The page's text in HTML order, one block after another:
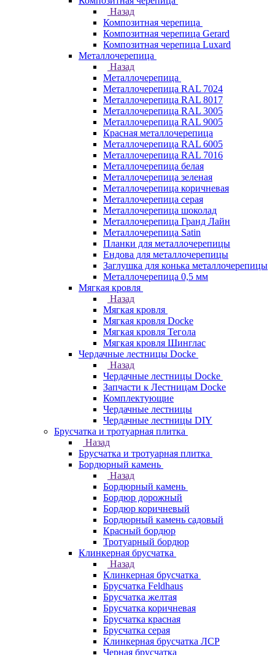
Назад
Композитная черепица
Композитная черепица Gerard
Композитная черепица Luxard
Металлочерепица
Назад
Металлочерепица
Металлочерепица RAL 7024
Металлочерепица RAL 8017
Металлочерепица RAL 3005
Металлочерепица RAL 9005
Красная металлочерепица
Металлочерепица RAL 6005
Металлочерепица RAL 7016
Металлочерепица белая
Металлочерепица зеленая
Металлочерепица коричневая
Металлочерепица серая
Металлочерепица шоколад
Металлочерепица Гранд Лайн
Металлочерепица Satin
Планки для металлочерепицы
Ендова для металлочерепицы
Заглушка для конька металлочерепицы
Металлочерепица 0,5 мм
Мягкая кровля
Назад
Мягкая кровля
Мягкая кровля Docke
Мягкая кровля Тегола
Мягкая кровля Шинглас
Чердачные лестницы Docke
Назад
Чердачные лестницы Docke
Запчасти к Лестницам Docke
Комплектующие
Чердачные лестницы
Чердачные лестницы DIY
Брусчатка и тротуарная плитка
Назад
Брусчатка и тротуарная плитка
Бордюрный камень
Назад
Бордюрный камень
Бордюр дорожный
Бордюр коричневый
Бордюрный камень садовый
Красный бордюр
Тротуарный бордюр
Клинкерная брусчатка
Назад
Клинкерная брусчатка
Брусчатка Feldhaus
Брусчатка желтая
Брусчатка коричневая
Брусчатка красная
Брусчатка серая
Клинкерная брусчатка ЛСР
Черная брусчатка